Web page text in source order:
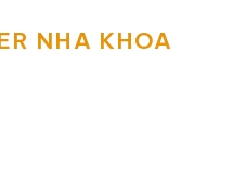
NHA KHOA